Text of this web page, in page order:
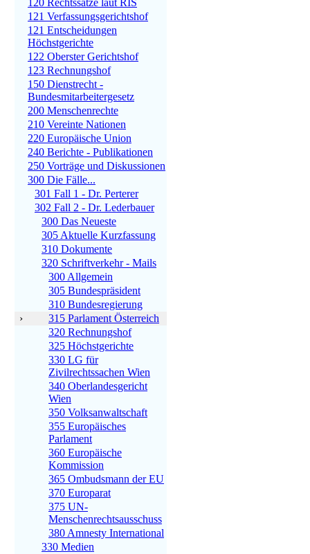
120 Rechtssätze laut RIS
121 Verfassungsgerichtshof
121 Entscheidungen
Höchstgerichte
122 Oberster Gerichtshof
123 Rechnungshof
150 Dienstrecht -
Bundesmitarbeitergesetz
200 Menschenrechte
210 Vereinte Nationen
220 Europäische Union
240 Berichte - Publikationen
250 Vorträge und Diskussionen
300 Die Fälle...
301 Fall 1 - Dr. Perterer
302 Fall 2 - Dr. Lederbauer
300 Das Neueste
305 Aktuelle Kurzfassung
310 Dokumente
320 Schriftverkehr - Mails
300 Allgemein
305 Bundespräsident
310 Bundesregierung
›
315 Parlament Österreich
320 Rechnungshof
325 Höchstgerichte
330 LG für
Zivilrechtssachen Wien
340 Oberlandesgericht
Wien
350 Volksanwaltschaft
355 Europäisches
Parlament
360 Europäische
Kommission
365 Ombudsmann der EU
370 Europarat
375 UN-
Menschenrechtsausschuss
380 Amnesty International
330 Medien